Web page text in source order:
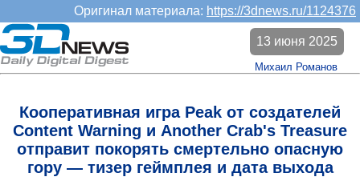
Оригинал материала: https://3dnews.ru/1124376
Кооперативная игра Peak от создателей
Content Warning и Another Crab's Treasure
отправит покорять смертельно опасную
гору — тизер геймплея и дата выхода
13 июня 2025
Михаил Романов